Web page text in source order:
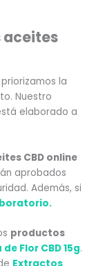
aceites
la
Nuestro
elaborado a
CBD online
aprobados
Además, si
productos
Flor CBD 15g.